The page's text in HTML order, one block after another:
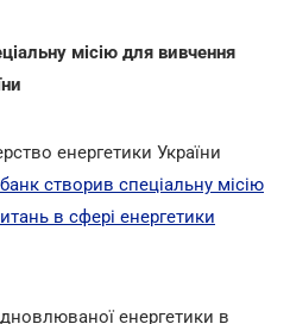
місію для вивчення
енергетики України
створив спеціальну місію
в сфері енергетики
енергетики в